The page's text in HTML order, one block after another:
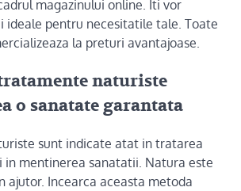
magazinului online. Iti vor
ideale pentru necesitatile tale. Toate
la preturi avantajoase.
naturiste
o sanatate garantata
sunt indicate atat in tratarea
in mentinerea sanatatii. Natura este
ajutor. Incearca aceasta metoda